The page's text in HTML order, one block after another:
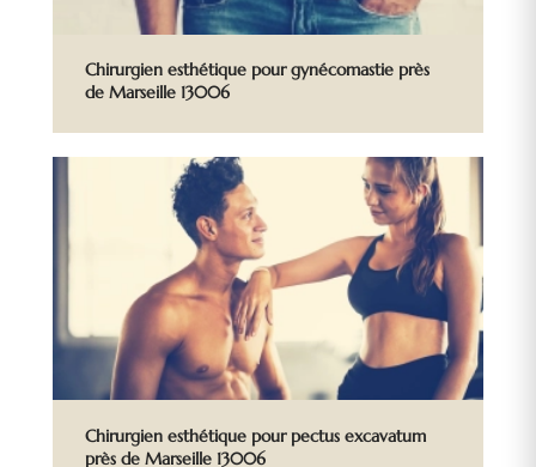
Chirurgien esthétique pour gynécomastie près
de Marseille 13006
Chirurgien esthétique pour pectus excavatum
près de Marseille 13006